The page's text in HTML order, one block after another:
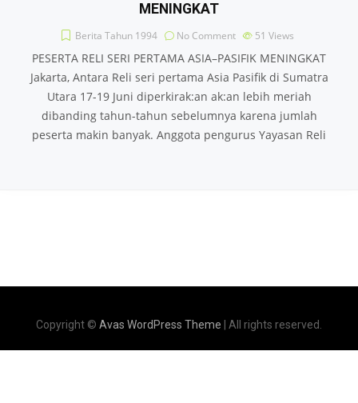
MENINGKAT
Berita Tahun 1994 No Comment 51 Views
PESERTA RELI SERI PERTAMA ASIA–PASIFIK MENINGKAT
Jakarta, Antara Reli seri pertama Asia Pasifik di Sumatra
Utara 17-19 Juni diperkirak:an ak:an lebih meriah
dibanding tahun-tahun sebelumnya karena jumlah
peserta makin banyak. Anggota pengurus Yayasan Reli
Copyright © Avas WordPress Theme | All rights reserved.